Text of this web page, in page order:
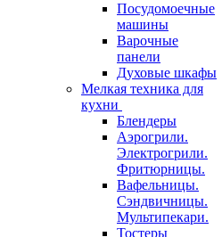
Посудомоечные
машины
Варочные
панели
Духовые шкафы
Мелкая техника для
кухни
Блендеры
Аэрогрили.
Электрогрили.
Фритюрницы.
Вафельницы.
Сэндвичницы.
Мультипекари.
Тостеры